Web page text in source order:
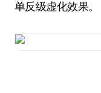
单反级虚化效果。